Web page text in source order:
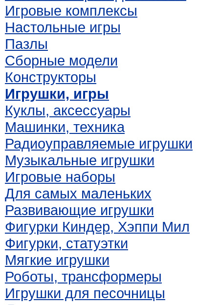
Игровые комплексы
Настольные игры
Пазлы
Сборные модели
Конструкторы
Игрушки, игры
Куклы, аксессуары
Машинки, техника
Радиоуправляемые игрушки
Музыкальные игрушки
Игровые наборы
Для самых маленьких
Развивающие игрушки
Фигурки Киндер, Хэппи Мил
Фигурки, статуэтки
Мягкие игрушки
Роботы, трансформеры
Игрушки для песочницы